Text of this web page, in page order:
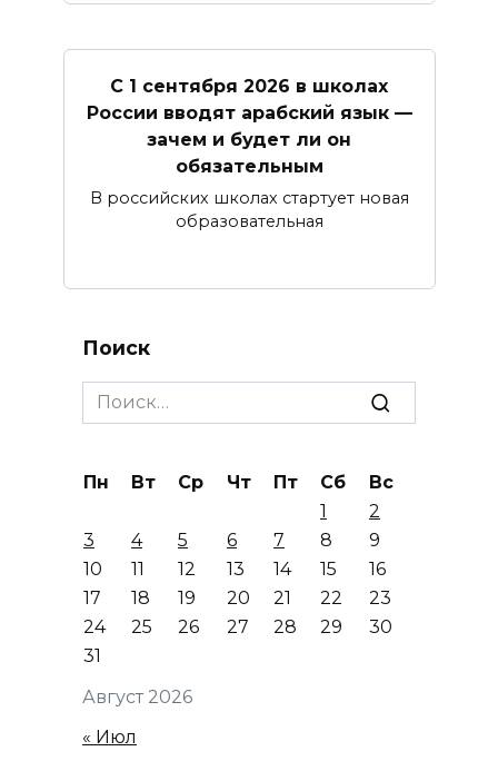
С 1 сентября 2026 в школах
России вводят арабский язык —
зачем и будет ли он
обязательным
В российских школах стартует новая
образовательная
Поиск
Search
for:
Август 2026
Пн Вт Ср Чт Пт Сб
Вс
1
2
3
4 5 6 7 8
9
10
11 12 13 14 15
16
17
18 19 20 21 22
23
24
25 26 27 28 29
30
31
« Июл